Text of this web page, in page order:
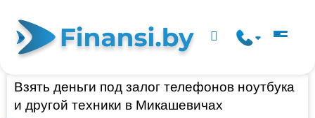
Взять деньги под залог телефонов ноутбука
и другой техники в Микашевичах